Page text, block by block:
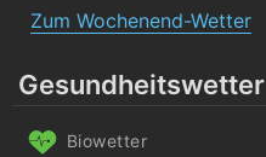
Zum Wochenend-Wetter
Gesundheitswetter
Biowetter